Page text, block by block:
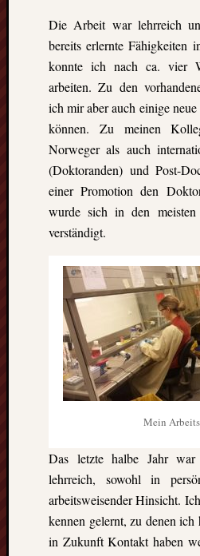
Die Arbeit war lehrreich
bereits erlernte Fähigkeiten
konnte ich nach ca. vier
arbeiten. Zu den
ich mir aber auch einige
können. Zu meinen
Norweger als auch
(Doktoranden) und Post-
einer Promotion den
wurde sich in den
verständigt.
Mein
Das letzte halbe Jahr
lehrreich, sowohl in
arbeitsweisender Hinsicht.
kennen gelernt, zu denen
in Zukunft Kontakt haben